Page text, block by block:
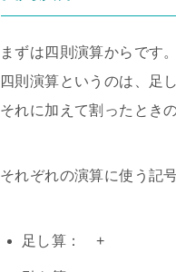
まずは四則演算からです。
四則演算というのは、足
それに加えて割ったとき
それぞれの演算に使う記
足し算： +